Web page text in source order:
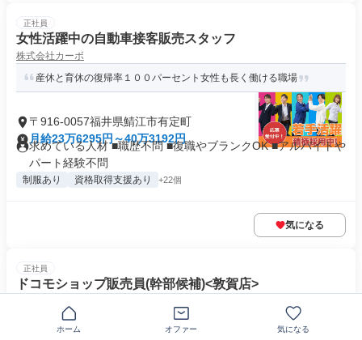
正社員
女性活躍中の自動車接客販売スタッフ
株式会社カーボ
産休と育休の復帰率１００パーセント女性も長く働ける職場
〒916-0057福井県鯖江市有定町
月給23万6295円～40万3192円
求めている人材 ■職歴不問 ■復職やブランクOK ■アルバイトや
パート経験不問
制服あり 資格取得支援あり +22個
気になる
正社員
ドコモショップ販売員(幹部候補)<敦賀店>
【未経験歓迎】年間休日120日＆残業ほぼなしでプライベート充
ホーム オファー 気になる